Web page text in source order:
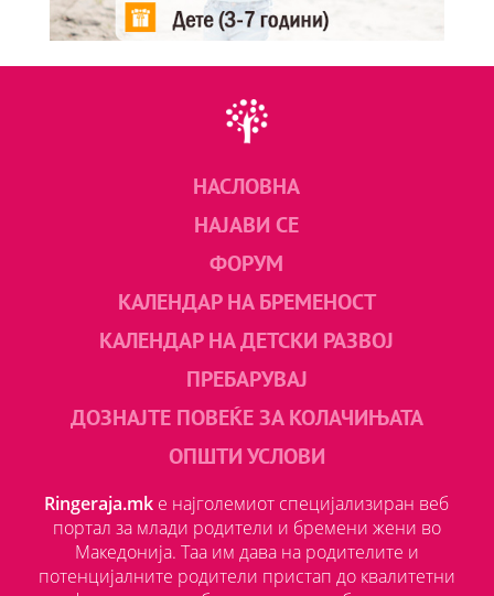
НАСЛОВНА
НАЈАВИ СЕ
ФОРУМ
КАЛЕНДАР НА БРЕМЕНОСТ
КАЛЕНДАР НА ДЕТСКИ РАЗВОЈ
ПРЕБАРУВАЈ
ДОЗНАЈТЕ ПОВЕЌЕ ЗА КОЛАЧИЊАТА
ОПШТИ УСЛОВИ
Ringeraja.mk е најголемиот специјализиран веб
портал за млади родители и бремени жени во
Македонија. Таа им дава на родителите и
потенцијалните родители пристап до квалитетни